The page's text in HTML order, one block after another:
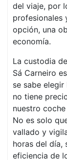
del viaje, por
profesionales
opción, una
economía.
La custodia
Sá Carneiro
se sabe
no tiene
nuestro
No es solo
vallado y
horas del día,
eficiencia de